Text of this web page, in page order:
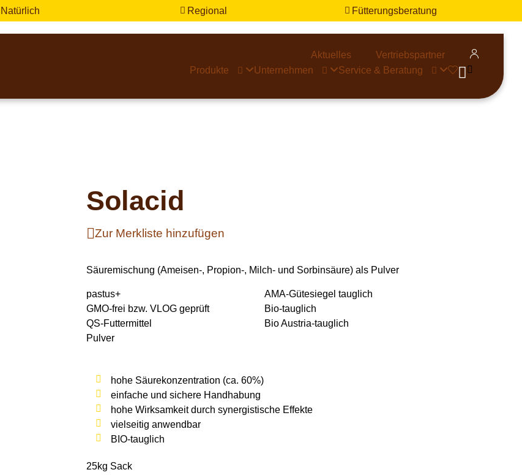
Natürlich  Regional  Fütterungsberatung
Aktuelles Vertriebspartner 
Produkte  Unternehmen  Service & Beratung   
Solacid
Zur Merkliste hinzufügen
Säuremischung (Ameisen-, Propion-, Milch- und Sorbinsäure) als Pulver
pastus+
AMA-Gütesiegel tauglich
GMO-frei bzw. VLOG geprüft
Bio-tauglich
QS-Futter­mittel
Bio Austria-tauglich
Pulver
hohe Säurekonzentration (ca. 60%)
einfache und sichere Handhabung
hohe Wirksamkeit durch synergistische Effekte
vielseitig anwendbar
BIO-tauglich
25kg Sack